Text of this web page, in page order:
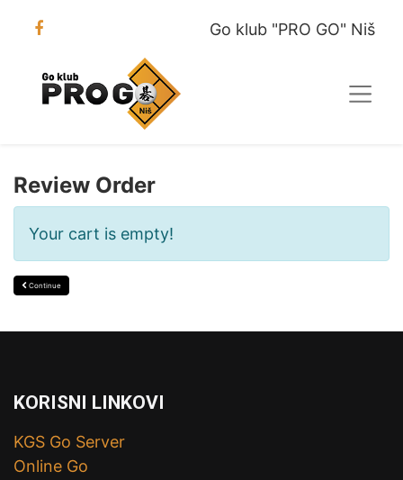
Go klub "PRO GO" Niš
Review Order
Your cart is empty!
Continue
KORISNI LINKOVI
KGS Go Server
Online Go